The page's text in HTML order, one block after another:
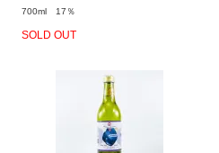
700ml 17％
SOLD OUT